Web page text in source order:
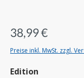
38,99 €
Preise inkl. MwSt. zzgl.
Edition